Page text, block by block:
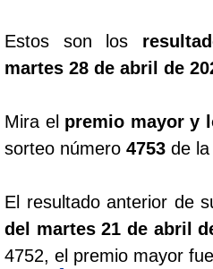
Estos son los
martes 28 de abril de
Mira el premio mayor y
sorteo número 4753 de la
El resultado anterior de
del martes 21 de abril
4752, el premio mayor